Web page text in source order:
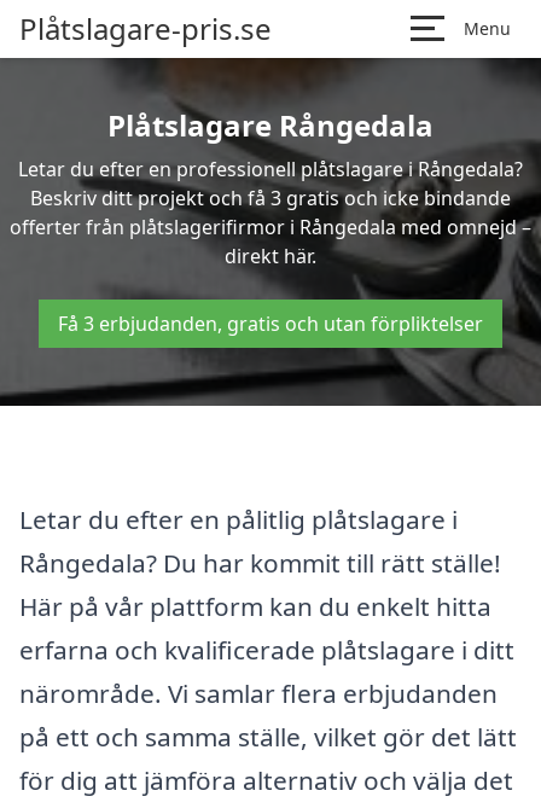
Plåtslagare-pris.se Menu
Plåtslagare Rångedala
Letar du efter en professionell plåtslagare i Rångedala?
Beskriv ditt projekt och få 3 gratis och icke bindande
offerter från plåtslagerifirmor i Rångedala med omnejd –
direkt här.
Få 3 erbjudanden, gratis och utan förpliktelser
Letar du efter en pålitlig plåtslagare i
Rångedala? Du har kommit till rätt ställe!
Här på vår plattform kan du enkelt hitta
erfarna och kvalificerade plåtslagare i ditt
närområde. Vi samlar flera erbjudanden
på ett och samma ställe, vilket gör det lätt
för dig att jämföra alternativ och välja det